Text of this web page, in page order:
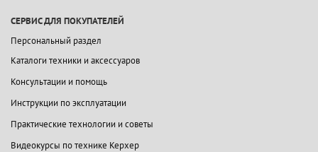
СЕРВИС ДЛЯ ПОКУПАТЕЛЕЙ
Персональный раздел
Каталоги техники и аксессуаров
Консультации и помощь
Инструкции по эксплуатации
Практические технологии и советы
Видеокурсы по технике Керхер